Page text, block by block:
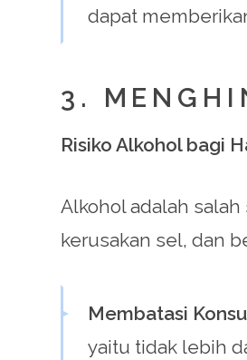
dapat
3.
Risiko Alkohol bagi
Alkohol adalah
kerusakan sel, dan
Membatasi
yaitu tidak lebih